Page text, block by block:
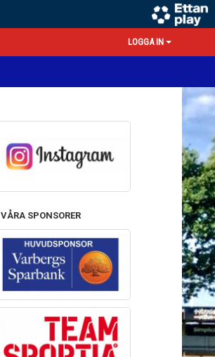
LOGGA IN
VÅRA SPONSORER